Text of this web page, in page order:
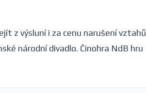
z výsluní i za cenu narušení vztahů
národní divadlo. Činohra NdB hru